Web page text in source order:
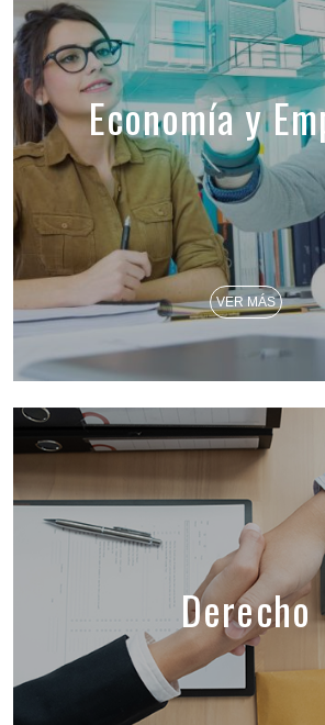
Economía y
VER MÁS
Derecho